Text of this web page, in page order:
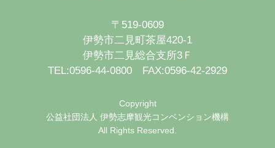
〒519-0609
伊勢市二見町茶屋420-1
伊勢市二見総合支所3Ｆ
TEL:0596-44-0800 FAX:0596-42-2929
Copyright
公益社団法人 伊勢志摩観光コンベンション機構
All Rights Reserved.